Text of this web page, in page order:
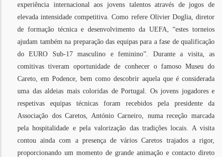
experiência internacional aos jovens talentos através de jogos de
elevada intensidade competitiva. Como refere Olivier Doglia, diretor
de formação técnica e desenvolvimento da UEFA, “estes torneios
ajudam também na preparação das equipas para a fase de qualificação
do EURO Sub-17 masculino e feminino”. Durante a visita, as
comitivas tiveram oportunidade de conhecer o famoso Museu do
Careto, em Podence, bem como descobrir aquela que é considerada
uma das aldeias mais coloridas de Portugal. Os jovens jogadores e
respetivas equipas técnicas foram recebidos pela presidente da
Associação dos Caretos, António Carneiro, numa receção marcada
pela hospitalidade e pela valorização das tradições locais. A visita
contou ainda com a presença de vários Caretos trajados a rigor,
proporcionando um momento de grande animação e contacto direto